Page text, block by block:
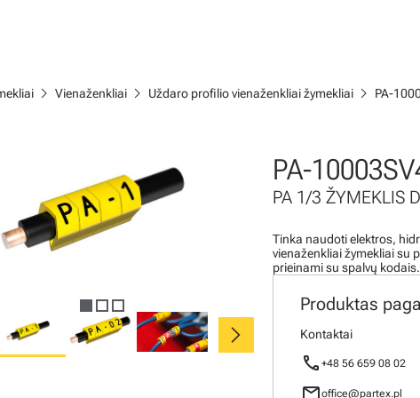
chevron_right Vienaženkliai chevron_right Uždaro profilio vienaženkliai žymekliai chevron_right PA-
chevron_right
PA-
PA 1/3 ŽYMEKLIS
Tinka naudoti elektros,
vienaženkliai žymekliai su
prieinami su spalvų kodais.
Produktas
Kontaktai
call+48 56 659 08 02
office@partex.pl